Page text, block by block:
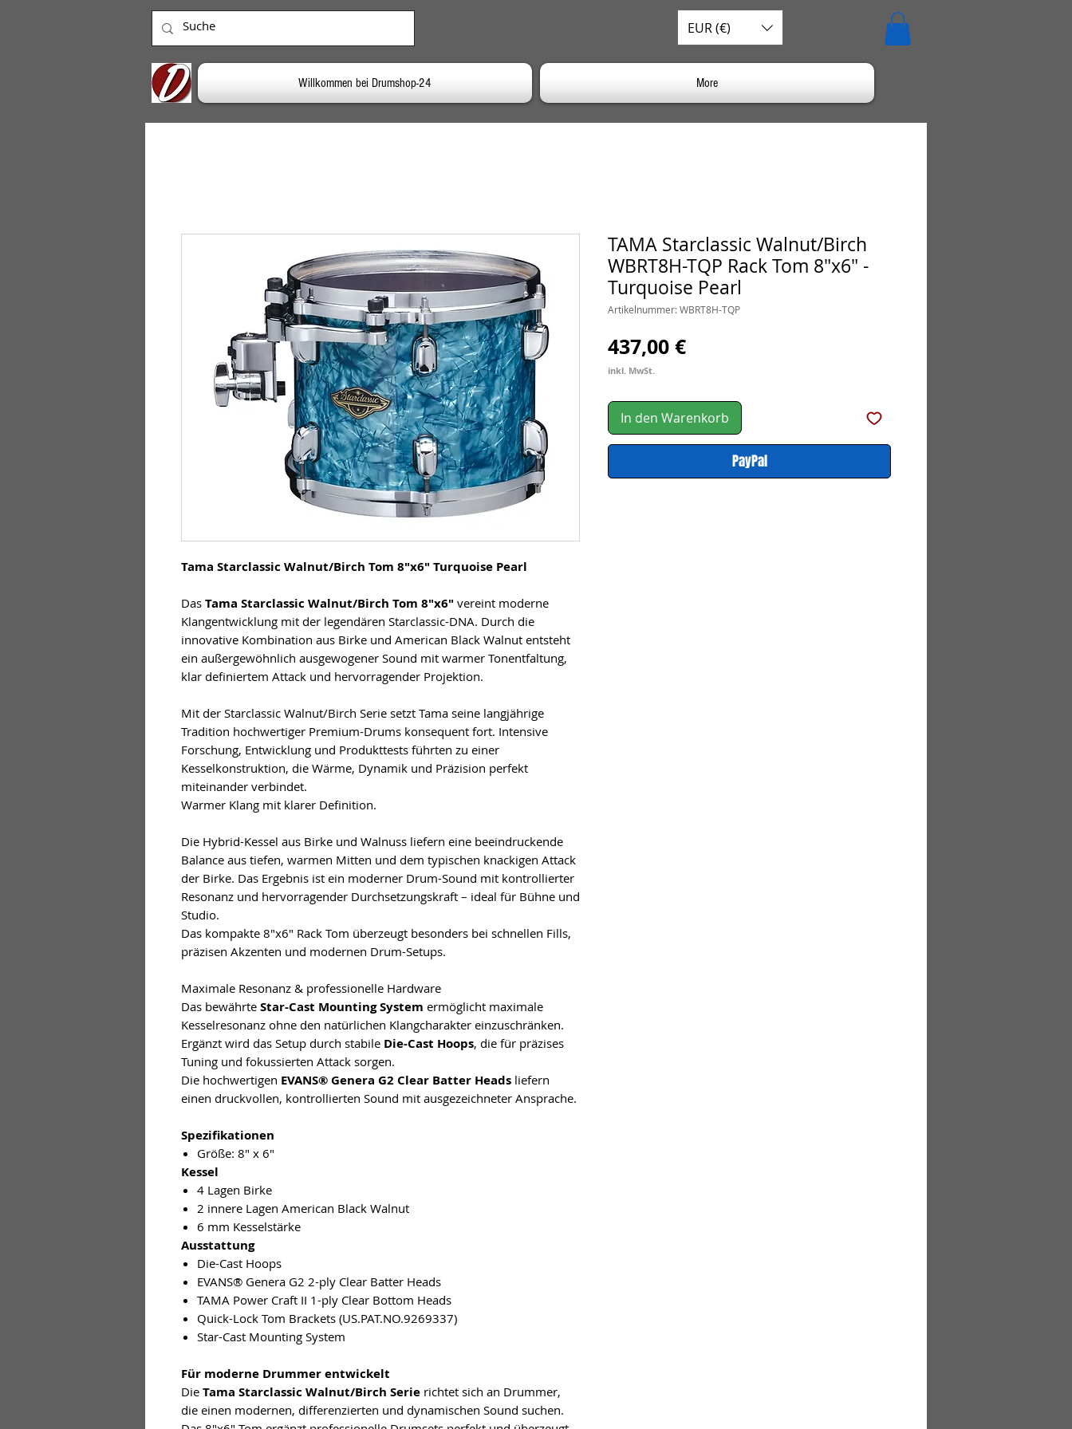
EUR (€)
Willkommen bei Drumshop-24 More
Tama Starclassic Walnut/Birch Tom 8"x6" Turquoise Pearl
Das Tama Starclassic Walnut/Birch Tom 8"x6" vereint moderne
Klangentwicklung mit der legendären Starclassic-DNA. Durch die
innovative Kombination aus Birke und American Black Walnut entsteht
ein außergewöhnlich ausgewogener Sound mit warmer Tonentfaltung,
klar definiertem Attack und hervorragender Projektion.
Mit der Starclassic Walnut/Birch Serie setzt Tama seine langjährige
Tradition hochwertiger Premium-Drums konsequent fort. Intensive
Forschung, Entwicklung und Produkttests führten zu einer
Kesselkonstruktion, die Wärme, Dynamik und Präzision perfekt
miteinander verbindet.
Warmer Klang mit klarer Definition.
Die Hybrid-Kessel aus Birke und Walnuss liefern eine beeindruckende
Balance aus tiefen, warmen Mitten und dem typischen knackigen Attack
der Birke. Das Ergebnis ist ein moderner Drum-Sound mit kontrollierter
Resonanz und hervorragender Durchsetzungskraft – ideal für Bühne und
Studio.
Das kompakte 8"x6" Rack Tom überzeugt besonders bei schnellen Fills,
präzisen Akzenten und modernen Drum-Setups.
Maximale Resonanz & professionelle Hardware
Das bewährte Star-Cast Mounting System ermöglicht maximale
Kesselresonanz ohne den natürlichen Klangcharakter einzuschränken.
Ergänzt wird das Setup durch stabile Die-Cast Hoops, die für präzises
Tuning und fokussierten Attack sorgen.
Die hochwertigen EVANS® Genera G2 Clear Batter Heads liefern
einen druckvollen, kontrollierten Sound mit ausgezeichneter Ansprache.
Spezifikationen
Größe: 8" x 6"
Kessel
4 Lagen Birke
2 innere Lagen American Black Walnut
6 mm Kesselstärke
Ausstattung
Die-Cast Hoops
EVANS® Genera G2 2-ply Clear Batter Heads
TAMA Power Craft II 1-ply Clear Bottom Heads
Quick-Lock Tom Brackets (US.PAT.NO.9269337)
Star-Cast Mounting System
Für moderne Drummer entwickelt
Die Tama Starclassic Walnut/Birch Serie richtet sich an Drummer,
die einen modernen, differenzierten und dynamischen Sound suchen.
TAMA Starclassic Walnut/Birch
WBRT8H-TQP Rack Tom 8"x6" -
Turquoise Pearl
Artikelnummer: WBRT8H-TQP
437,00 €Preis
inkl. MwSt.
In den Warenkorb
PayPal